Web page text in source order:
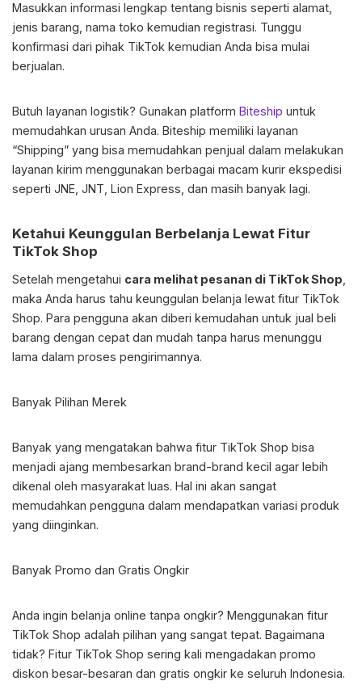
Masukkan informasi lengkap tentang bisnis seperti alamat,
jenis barang, nama toko kemudian registrasi. Tunggu
konfirmasi dari pihak TikTok kemudian Anda bisa mulai
berjualan.
Butuh layanan logistik? Gunakan platform Biteship untuk
memudahkan urusan Anda. Biteship memiliki layanan
“Shipping” yang bisa memudahkan penjual dalam melakukan
layanan kirim menggunakan berbagai macam kurir ekspedisi
seperti JNE, JNT, Lion Express, dan masih banyak lagi.
Ketahui Keunggulan Berbelanja Lewat Fitur
TikTok Shop
Setelah mengetahui cara melihat pesanan di TikTok Shop
maka Anda harus tahu keunggulan belanja lewat fitur TikTok
Shop. Para pengguna akan diberi kemudahan untuk jual beli
barang dengan cepat dan mudah tanpa harus menunggu
lama dalam proses pengirimannya.
Banyak Pilihan Merek
Banyak yang mengatakan bahwa fitur TikTok Shop bisa
menjadi ajang membesarkan brand-brand kecil agar lebih
dikenal oleh masyarakat luas. Hal ini akan sangat
memudahkan pengguna dalam mendapatkan variasi produk
yang diinginkan.
Banyak Promo dan Gratis Ongkir
Anda ingin belanja online tanpa ongkir? Menggunakan fitur
TikTok Shop adalah pilihan yang sangat tepat. Bagaimana
tidak? Fitur TikTok Shop sering kali mengadakan promo
diskon besar-besaran dan gratis ongkir ke seluruh Indonesia.